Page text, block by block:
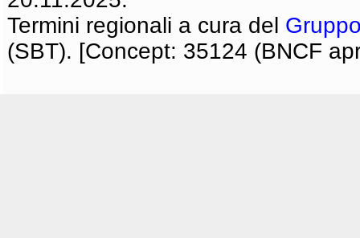
Termini regionali a cura del
(SBT). [Concept: 35124 (BNCF